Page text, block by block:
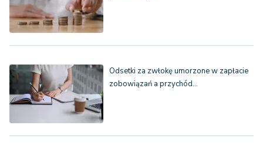
Odsetki za zwłokę umorzone w zapłacie
zobowiązań a przychód…